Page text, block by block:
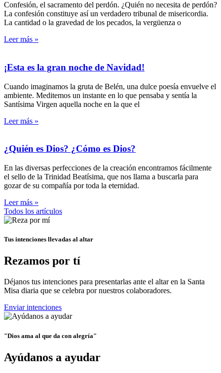
Confesión, el sacramento del perdón. ¿Quién no necesita de perdón?
La confesión constituye así un verdadero tribunal de misericordia.
La cantidad o la gravedad de los pecados, la vergüenza o
Leer más »
¡Esta es la gran noche de Navidad!
Cuando imaginamos la gruta de Belén, una dulce poesía envuelve el
ambiente. Meditemos un instante en lo que pensaba y sentía la
Santísima Virgen aquella noche en la que el
Leer más »
¿Quién es Dios? ¿Cómo es Dios?
En las diversas perfecciones de la creación encontramos fácilmente
el sello de la Trinidad Beatísima, que nos llama a buscarla para
gozar de su compañía por toda la eternidad.
Leer más »
Todos los artículos
Tus intenciones llevadas al altar
Rezamos por tí
Déjanos tus intenciones para presentarlas ante el altar en la Santa
Misa diaria que se celebra por nuestros colaboradores.
Enviar intenciones
"Dios ama al que da con alegría"
Ayúdanos a ayudar